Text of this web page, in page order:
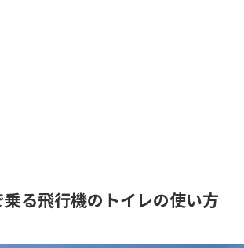
る飛行機のトイレの使い方